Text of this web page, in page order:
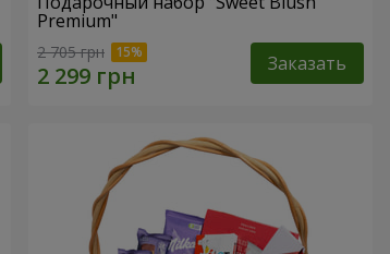
Premium"
2 705 грн Заказать